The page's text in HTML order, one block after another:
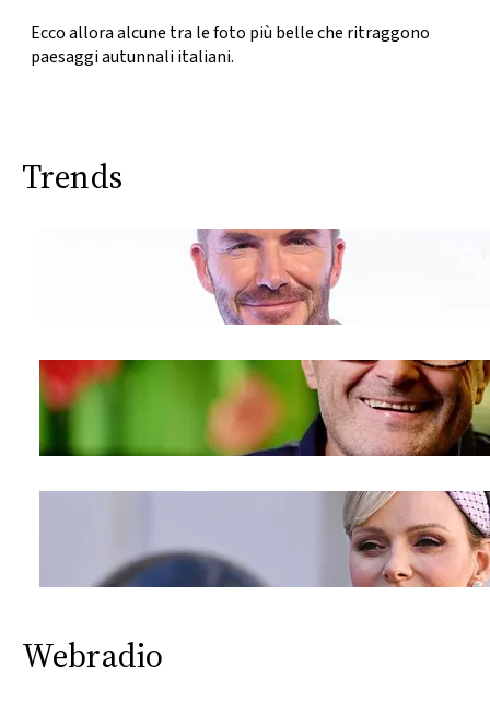
Ecco allora alcune tra le foto più belle che ritraggono
paesaggi autunnali italiani.
Trends
Webradio